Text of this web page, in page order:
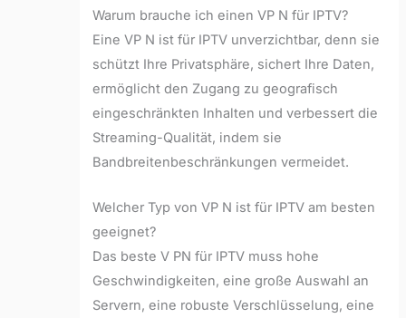
Warum brauche ich einen VP N für IPTV?
Eine VP N ist für IPTV unverzichtbar, denn sie
schützt Ihre Privatsphäre, sichert Ihre Daten,
ermöglicht den Zugang zu geografisch
eingeschränkten Inhalten und verbessert die
Streaming-Qualität, indem sie
Bandbreitenbeschränkungen vermeidet.
Welcher Typ von VP N ist für IPTV am besten
geeignet?
Das beste V PN für IPTV muss hohe
Geschwindigkeiten, eine große Auswahl an
Servern, eine robuste Verschlüsselung, eine